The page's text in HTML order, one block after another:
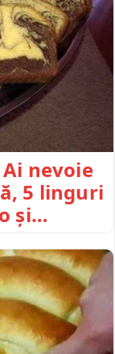
nevoie
5 linguri
și…